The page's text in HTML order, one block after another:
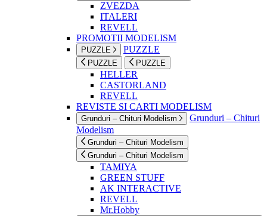
ZVEZDA
ITALERI
REVELL
PROMOTII MODELISM
PUZZLE PUZZLE
PUZZLE PUZZLE
HELLER
CASTORLAND
REVELL
REVISTE SI CARTI MODELISM
Grunduri – Chituri Modelism
Grunduri – Chituri
Modelism
Grunduri – Chituri Modelism
Grunduri – Chituri Modelism
TAMIYA
GREEN STUFF
AK INTERACTIVE
REVELL
Mr.Hobby